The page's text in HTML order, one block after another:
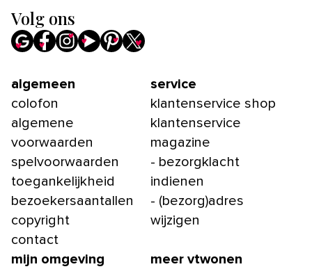
Volg ons
algemeen
colofon
algemene
voorwaarden
spelvoorwaarden
toegankelijkheid
bezoekersaantallen
copyright
contact
service
klantenservice shop
klantenservice
magazine
- bezorgklacht
indienen
- (bezorg)adres
wijzigen
mijn omgeving
meer vtwonen